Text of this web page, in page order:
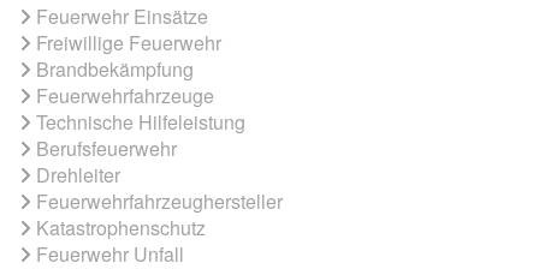
Feuerwehr Einsätze
Freiwillige Feuerwehr
Brandbekämpfung
Feuerwehrfahrzeuge
Technische Hilfeleistung
Berufsfeuerwehr
Drehleiter
Feuerwehrfahrzeughersteller
Katastrophenschutz
Feuerwehr Unfall